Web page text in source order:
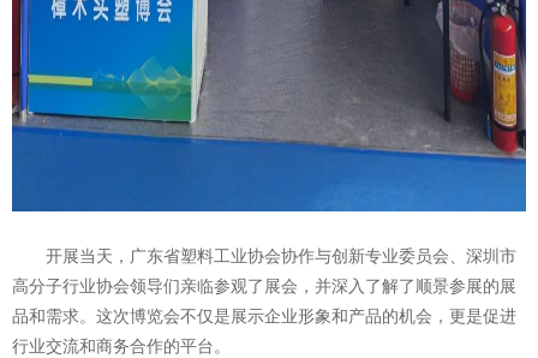
开展当天，广东省塑料工业协会协作与创新专业委员会、深圳市
高分子行业协会领导们亲临参观了展会，并深入了解了顺景参展的展
品和需求。这次博览会不仅是展示企业形象和产品的机会，更是促进
行业交流和商务合作的平台。